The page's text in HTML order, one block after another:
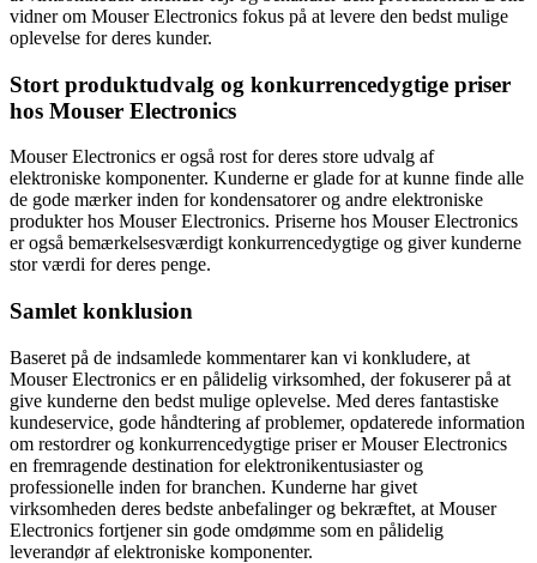
vidner om Mouser Electronics fokus på at levere den bedst mulige
oplevelse for deres kunder.
Stort produktudvalg og konkurrencedygtige priser
hos Mouser Electronics
Mouser Electronics er også rost for deres store udvalg af
elektroniske komponenter. Kunderne er glade for at kunne finde alle
de gode mærker inden for kondensatorer og andre elektroniske
produkter hos Mouser Electronics. Priserne hos Mouser Electronics
er også bemærkelsesværdigt konkurrencedygtige og giver kunderne
stor værdi for deres penge.
Samlet konklusion
Baseret på de indsamlede kommentarer kan vi konkludere, at
Mouser Electronics er en pålidelig virksomhed, der fokuserer på at
give kunderne den bedst mulige oplevelse. Med deres fantastiske
kundeservice, gode håndtering af problemer, opdaterede information
om restordrer og konkurrencedygtige priser er Mouser Electronics
en fremragende destination for elektronikentusiaster og
professionelle inden for branchen. Kunderne har givet
virksomheden deres bedste anbefalinger og bekræftet, at Mouser
Electronics fortjener sin gode omdømme som en pålidelig
leverandør af elektroniske komponenter.